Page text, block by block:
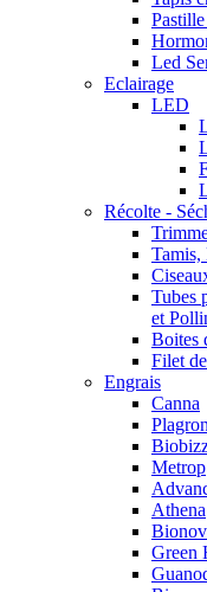
Led
Eclairage
LED
Récolte -
Tamis,
Tubes
et
Boites
Filet
Engrais
Canna
Plagron
Metrop
Athena
Green